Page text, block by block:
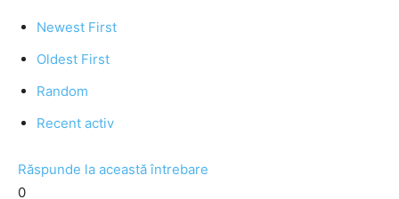
Newest First
Oldest First
Random
Recent activ
Răspunde la această întrebare
0